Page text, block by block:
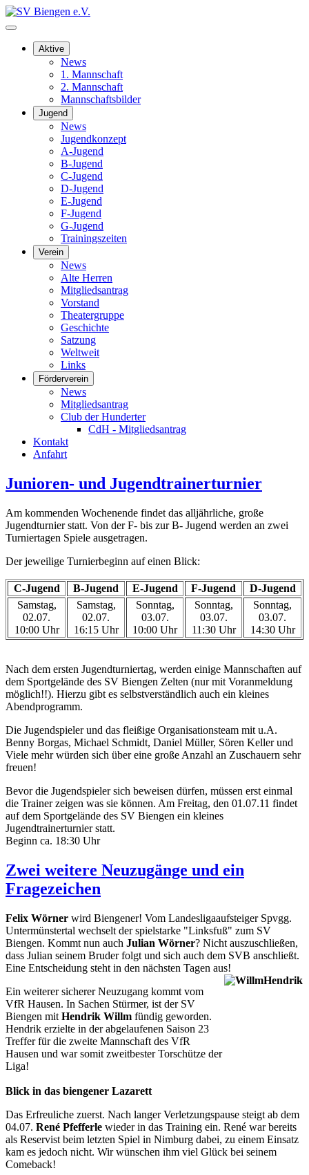
Aktive
News
1. Mannschaft
2. Mannschaft
Mannschaftsbilder
Jugend
News
Jugendkonzept
A-Jugend
B-Jugend
C-Jugend
D-Jugend
E-Jugend
F-Jugend
G-Jugend
Trainingszeiten
Verein
News
Alte Herren
Mitgliedsantrag
Vorstand
Theatergruppe
Geschichte
Satzung
Weltweit
Links
Förderverein
News
Mitgliedsantrag
Club der Hunderter
CdH - Mitgliedsantrag
Kontakt
Anfahrt
Junioren- und Jugendtrainerturnier
Am kommenden Wochenende findet das alljährliche, große
Jugendturnier statt. Von der F- bis zur B- Jugend werden an zwei
Turniertagen Spiele ausgetragen.
Der jeweilige Turnierbeginn auf einen Blick:
C-Jugend B-Jugend E-Jugend F-Jugend
D-Jugend
Samstag,
02.07.
10:00 Uhr
Samstag,
02.07.
16:15 Uhr
Sonntag,
03.07.
10:00 Uhr
Sonntag,
03.07.
11:30 Uhr
Sonntag,
03.07.
14:30 Uhr
Nach dem ersten Jugendturniertag, werden einige Mannschaften auf
dem Sportgelände des SV Biengen Zelten (nur mit Voranmeldung
möglich!!). Hierzu gibt es selbstverständlich auch ein kleines
Abendprogramm.
Die Jugendspieler und das fleißige Organisationsteam mit u.A.
Benny Borgas, Michael Schmidt, Daniel Müller, Sören Keller und
Viele mehr würden sich über eine große Anzahl an Zuschauern sehr
freuen!
Bevor die Jugendspieler sich beweisen dürfen, müssen erst einmal
die Trainer zeigen was sie können. Am Freitag, den 01.07.11 findet
auf dem Sportgelände des SV Biengen ein kleines
Jugendtrainerturnier statt.
Beginn ca. 18:30 Uhr
Zwei weitere Neuzugänge und ein
Fragezeichen
Felix Wörner wird Biengener! Vom Landesligaaufsteiger Spvgg.
Untermünstertal wechselt der spielstarke "Linksfuß" zum SV
Biengen. Kommt nun auch Julian Wörner? Nicht auszuschließen,
dass Julian seinem Bruder folgt und sich auch dem SVB anschließt.
Eine Entscheidung steht in den nächsten Tagen aus!
Ein weiterer sicherer Neuzugang kommt vom
VfR Hausen. In Sachen Stürmer, ist der SV
Biengen mit Hendrik Willm fündig geworden.
Hendrik erzielte in der abgelaufenen Saison 23
Treffer für die zweite Mannschaft des VfR
Hausen und war somit zweitbester Torschütze der
Liga!
Blick in das biengener Lazarett
Das Erfreuliche zuerst. Nach langer Verletzungspause steigt ab dem
04.07. René Pfefferle wieder in das Training ein. René war bereits
als Reservist beim letzten Spiel in Nimburg dabei, zu einem Einsatz
kam es jedoch nicht. Wir wünschen ihm viel Glück bei seinem
Comeback!